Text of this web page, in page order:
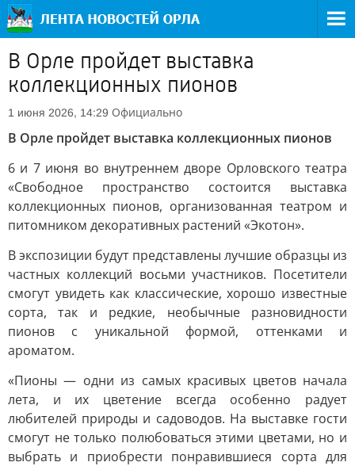
В Орле пройдет выставка
коллекционных пионов
1 июня 2026, 14:29 Официально
В Орле пройдет выставка коллекционных пионов
6 и 7 июня во внутреннем дворе Орловского театра
«Свободное пространство состоится выставка
коллекционных пионов, организованная театром и
питомником декоративных растений «Экотон».
В экспозиции будут представлены лучшие образцы из
частных коллекций восьми участников. Посетители
смогут увидеть как классические, хорошо известные
сорта, так и редкие, необычные разновидности
пионов с уникальной формой, оттенками и
ароматом.
«Пионы — одни из самых красивых цветов начала
лета, и их цветение всегда особенно радует
любителей природы и садоводов. На выставке гости
смогут не только полюбоваться этими цветами, но и
выбрать и приобрести понравившиеся сорта для